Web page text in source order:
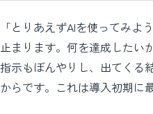
「とりあえずAIを使ってみよ
止まります。何を達成したい
指示もぼんやりし、出てくる
からです。これは導入初期に